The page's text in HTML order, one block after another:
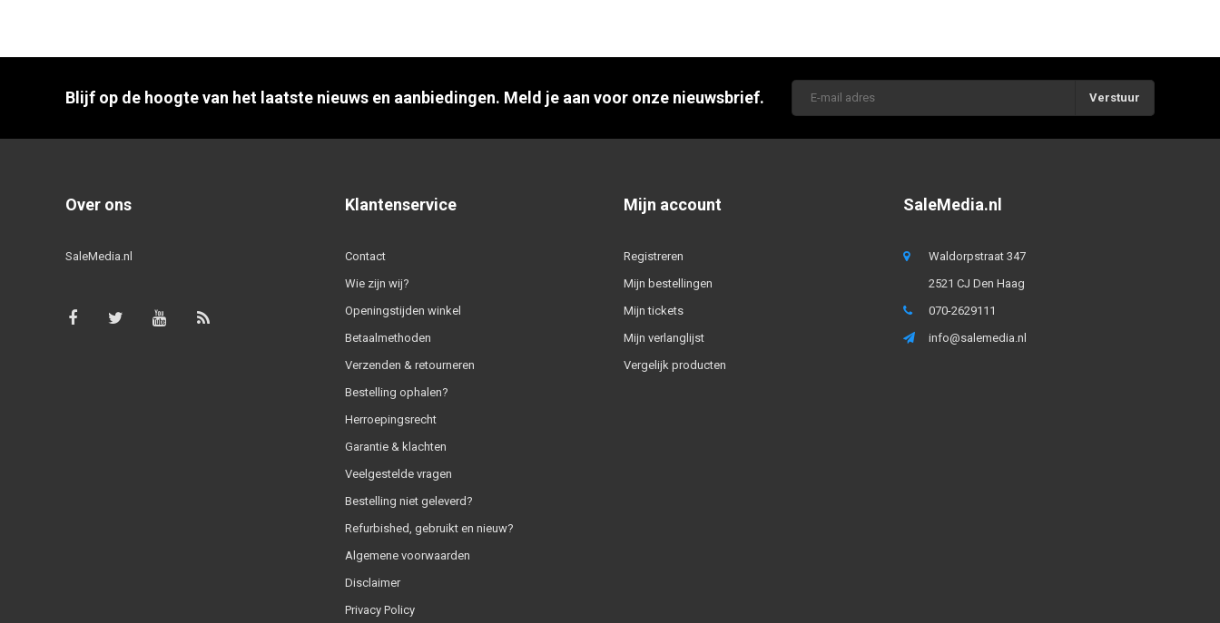
Blijf op de hoogte van het laatste nieuws en aanbiedingen. Meld je aan voor onze nieuwsbrief. Verstuur
Over ons
SaleMedia.nl
Klantenservice
Contact
Wie zijn wij?
Openingstijden winkel
Betaalmethoden
Verzenden & retourneren
Bestelling ophalen?
Herroepingsrecht
Garantie & klachten
Veelgestelde vragen
Bestelling niet geleverd?
Refurbished, gebruikt en nieuw?
Algemene voorwaarden
Disclaimer
Privacy Policy
Mijn account
Registreren
Mijn bestellingen
Mijn tickets
Mijn verlanglijst
Vergelijk producten
SaleMedia.nl
Waldorpstraat 347
2521 CJ Den Haag
070-2629111
info@salemedia.nl